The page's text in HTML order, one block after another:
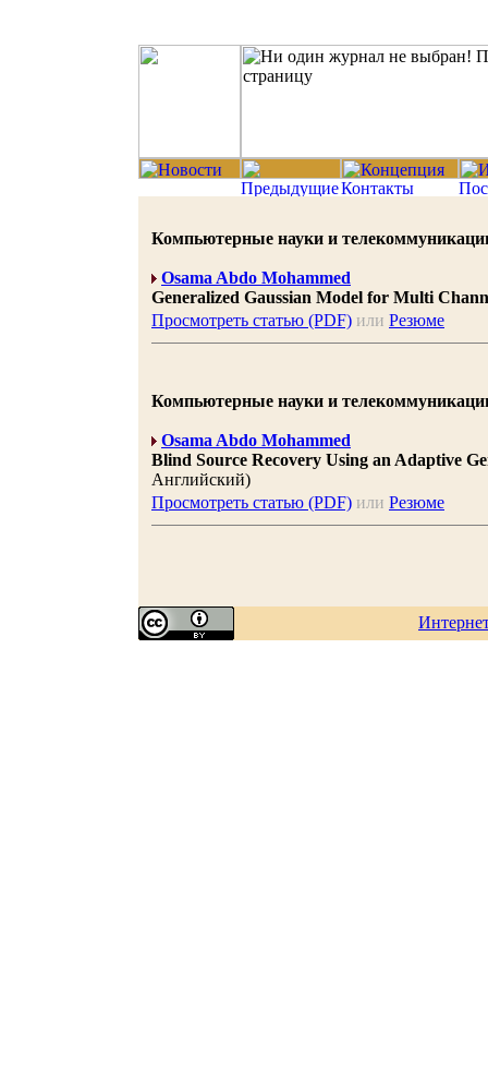
Компьютерные науки и
Osama Abdo Mohammed
Generalized Gaussian Model for Multi
Просмотреть статью (PDF) или Резюме
Компьютерные науки и
Osama Abdo Mohammed
Blind Source Recovery Using an Adaptive
Английский)
Просмотреть статью (PDF) или Резюме